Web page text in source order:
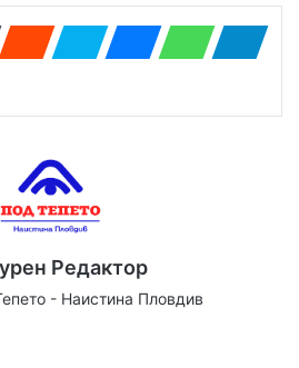
Редактор
- Наистина Пловдив